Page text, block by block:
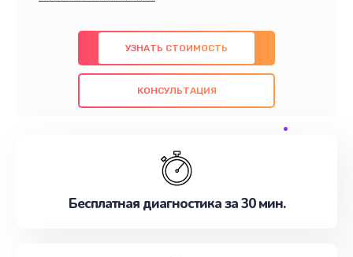
предлагаем быстрый и качественный ремонт с
использованием оригинальных компонентов, а
также гарантируем качество всех
проведенных работ. Наша цель - предоставить
обслуживание, удовлетворяя их потребности
наилучшим образом. Не медлите записаться на
УЗНАТЬ СТОИМОСТЬ
КОНСУЛЬТАЦИЯ
Бесплатная диагностика за 30 мин.